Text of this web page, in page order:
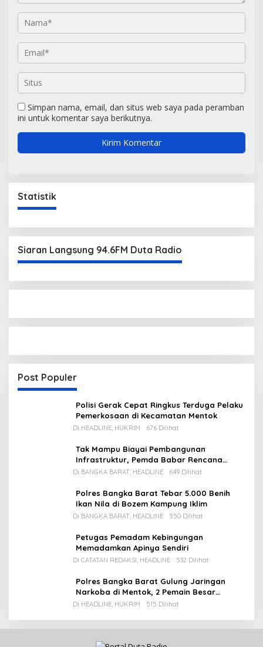
Simpan nama, email, dan situs web saya pada peramban
ini untuk komentar saya berikutnya.
Statistik
Siaran Langsung 94.6FM Duta Radio
Post Populer
Polisi Gerak Cepat Ringkus Terduga Pelaku
Pemerkosaan di Kecamatan Mentok
Di HEADLINE, HUKRIM 676 Dilihat
Tak Mampu Biayai Pembangunan
Infrastruktur, Pemda Babar Rencana
Utang Rp65 M
Di BANGKA BARAT, HEADLINE 649 Dilihat
Polres Bangka Barat Tebar 5.000 Benih
Ikan Nila di Bozem Kampung Iklim
Di BANGKA BARAT, HEADLINE 550 Dilihat
Petugas Pemadam Kebingungan
Memadamkan Apinya Sendiri
Di CATATAN REDAKSI, HEADLINE 532 Dilihat
Polres Bangka Barat Gulung Jaringan
Narkoba di Mentok, 2 Pemain Besar
Diamankan, 1 Bandar Masih Buron
Di HEADLINE, HUKRIM 515 Dilihat